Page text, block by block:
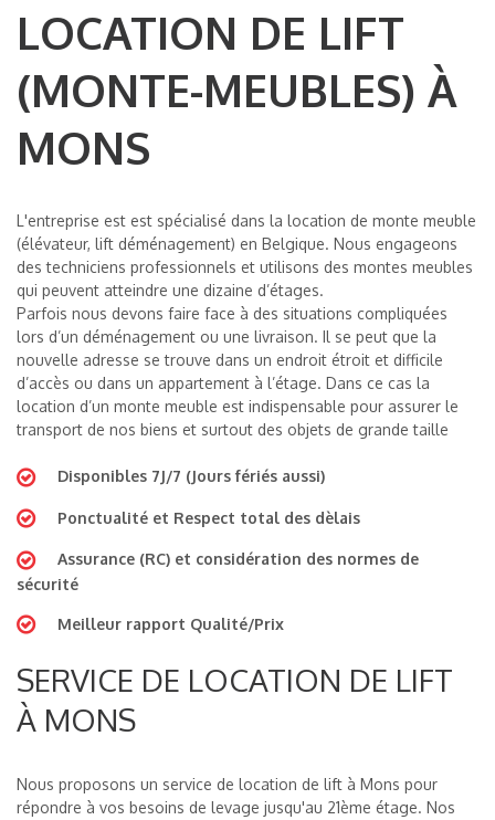
LOCATION DE LIFT
(MONTE-MEUBLES) À
MONS
L'entreprise est est spécialisé dans la location de monte meuble
(élévateur, lift déménagement) en Belgique. Nous engageons
des techniciens professionnels et utilisons des montes meubles
qui peuvent atteindre une dizaine d’étages.
Parfois nous devons faire face à des situations compliquées
lors d’un déménagement ou une livraison. Il se peut que la
nouvelle adresse se trouve dans un endroit étroit et difficile
d’accès ou dans un appartement à l’étage. Dans ce cas la
location d’un monte meuble est indispensable pour assurer le
transport de nos biens et surtout des objets de grande taille
Disponibles 7J/7 (Jours fériés aussi)
Ponctualité et Respect total des dèlais
Assurance (RC) et considération des normes de
sécurité
Meilleur rapport Qualité/Prix
SERVICE DE LOCATION DE LIFT
À MONS
Nous proposons un service de location de lift à Mons pour
répondre à vos besoins de levage jusqu'au 21ème étage. Nos